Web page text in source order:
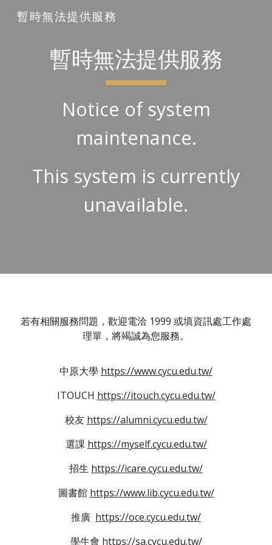
Skip to main content
暫時無法提供服務
暫時無法提供服務
Notice of system
maintenance.
This system is currently
unavailable.
若有相關服務問題，歡迎電洽 1999 或填資訊處工作處
理單，將竭誠為您服務。
中原大學 https://www.cycu.edu.tw/
ITOUCH https://itouch.cycu.edu.tw/
校友 https://alumni.cycu.edu.tw/
選課 https://myself.cycu.edu.tw/
招生 https://icare.cycu.edu.tw/
圖書館 https://www.lib.cycu.edu.tw/
推廣 https://oce.cycu.edu.tw/
學生會 https://sa.cycu.edu.tw/